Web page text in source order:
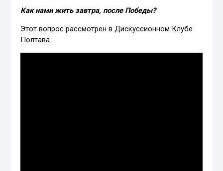
Как нами жить завтра, после Победы?
Этот вопрос рассмотрен в Дискуссионном Клубе
Полтава.